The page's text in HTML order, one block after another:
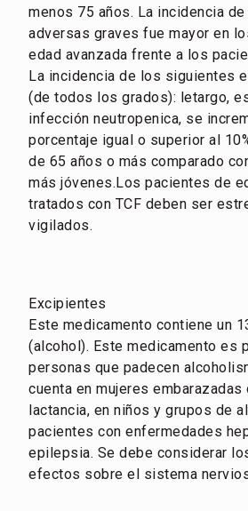
menos 75 años. La incidencia
adversas graves fue mayor en
edad avanzada frente a los
La incidencia de los siguientes
(de todos los grados): letargo,
infección neutropenica, se
porcentaje igual o superior al
de 65 años o más comparado
más jóvenes.Los pacientes de
tratados con TCF deben ser
vigilados.
Excipientes
Este medicamento contiene un
(alcohol). Este medicamento es
personas que padecen
cuenta en mujeres
lactancia, en niños y grupos de
pacientes con enfermedades
epilepsia. Se debe considerar
efectos sobre el sistema